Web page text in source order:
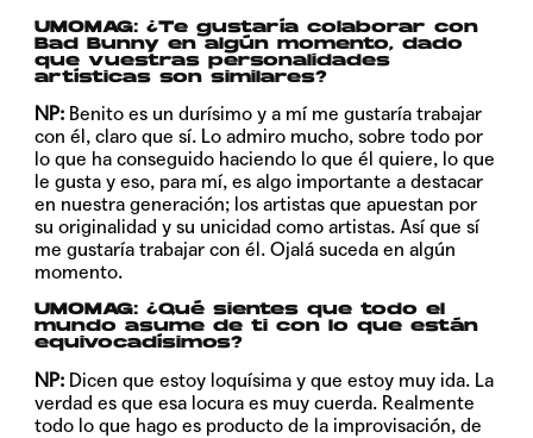
UMOMAG: ¿Te gustaría colaborar con
Bad Bunny en algún momento, dado
que vuestras personalidades
artísticas son similares?
NP: Benito es un durísimo y a mí me gustaría trabajar
con él, claro que sí. Lo admiro mucho, sobre todo por
lo que ha conseguido haciendo lo que él quiere, lo que
le gusta y eso, para mí, es algo importante a destacar
en nuestra generación; los artistas que apuestan por
su originalidad y su unicidad como artistas. Así que sí
me gustaría trabajar con él. Ojalá suceda en algún
momento.
UMOMAG: ¿Qué sientes que todo el
mundo asume de ti con lo que están
equivocadísimos?
NP: Dicen que estoy loquísima y que estoy muy ida. La
verdad es que esa locura es muy cuerda. Realmente
todo lo que hago es producto de la improvisación, de